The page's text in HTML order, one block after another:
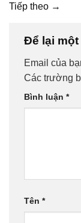
Tiếp theo →
Để lại
Email của
Các trường
Bình luận *
Tên *